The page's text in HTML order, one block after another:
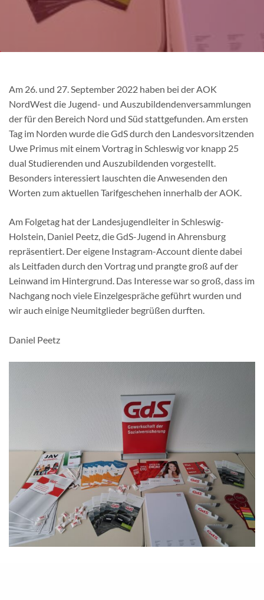
Am 26. und 27. September 2022 haben bei der AOK
NordWest die Jugend- und Auszubildendenversammlungen
der für den Bereich Nord und Süd stattgefunden. Am ersten
Tag im Norden wurde die GdS durch den Landesvorsitzenden
Uwe Primus mit einem Vortrag in Schleswig vor knapp 25
dual Studierenden und Auszubildenden vorgestellt.
Besonders interessiert lauschten die Anwesenden den
Worten zum aktuellen Tarifgeschehen innerhalb der AOK.
Am Folgetag hat der Landesjugendleiter in Schleswig-
Holstein, Daniel Peetz, die GdS-Jugend in Ahrensburg
repräsentiert. Der eigene Instagram-Account diente dabei
als Leitfaden durch den Vortrag und prangte groß auf der
Leinwand im Hintergrund. Das Interesse war so groß, dass im
Nachgang noch viele Einzelgespräche geführt wurden und
wir auch einige Neumitglieder begrüßen durften.
Daniel Peetz